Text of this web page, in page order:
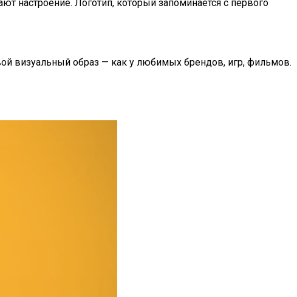
настроение. Логотип, который запоминается с первого
визуальный образ — как у любимых брендов, игр, фильмов.